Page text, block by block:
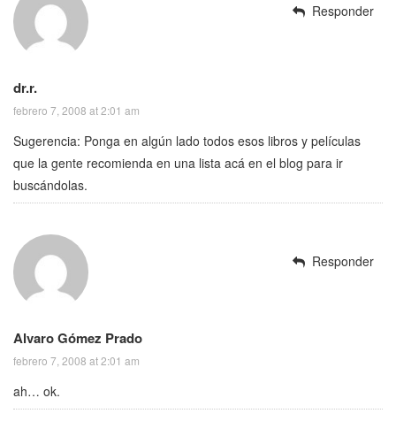
dr.r.
febrero 7, 2008 at 2:01 am
Sugerencia: Ponga en algún lado todos esos libros y películas
que la gente recomienda en una lista acá en el blog para ir
buscándolas.
Responder
Alvaro Gómez Prado
febrero 7, 2008 at 2:01 am
ah… ok.
Responder